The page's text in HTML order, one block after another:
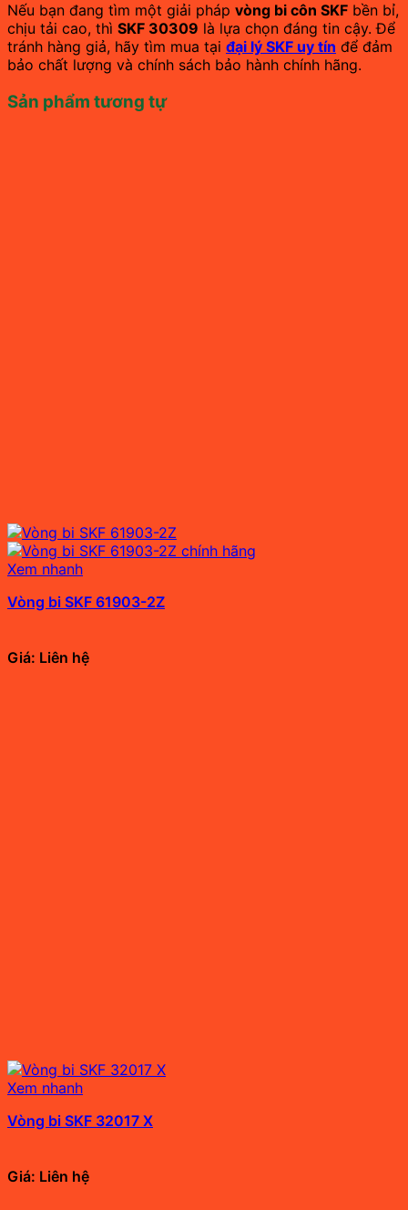
Nếu bạn đang tìm một giải pháp vòng bi côn SKF bền bỉ,
chịu tải cao, thì SKF 30309 là lựa chọn đáng tin cậy. Để
tránh hàng giả, hãy tìm mua tại đại lý SKF uy tín để đảm
bảo chất lượng và chính sách bảo hành chính hãng.
Sản phẩm tương tự
Xem nhanh
Vòng bi SKF 61903-2Z
Giá: Liên hệ
Xem nhanh
Vòng bi SKF 32017 X
Giá: Liên hệ